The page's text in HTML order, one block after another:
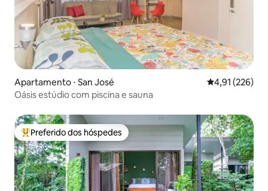
Apartamento ⋅ San José 4,91 de uma
4,91 (226)
Oásis estúdio com piscina e sauna
Entre os melhores preferidos dos hóspedes
Preferido dos hóspedes